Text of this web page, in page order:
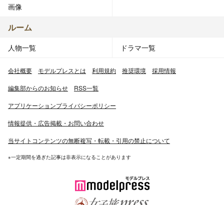
画像
ルーム
人物一覧 ドラマ一覧
会社概要 モデルプレスとは 利用規約 推奨環境 採用情報
編集部からのお知らせ RSS一覧
アプリケーションプライバシーポリシー
情報提供・広告掲載・お問い合わせ
当サイトコンテンツの無断複写・転載・引用の禁止について
※一定期間を過ぎた記事は非表示になることがあります